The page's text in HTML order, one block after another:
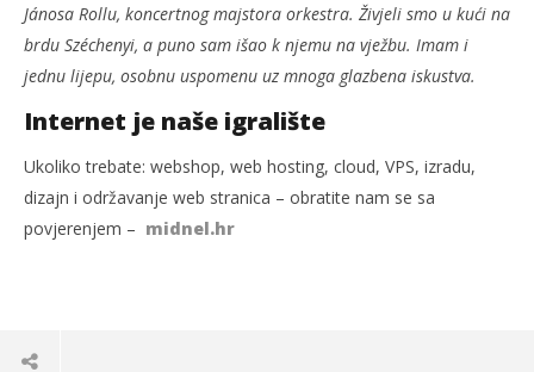
Jánosa Rollu, koncertnog majstora orkestra. Živjeli smo u kući na
brdu Széchenyi, a puno sam išao k njemu na vježbu. Imam i
jednu lijepu, osobnu uspomenu uz mnoga glazbena iskustva.
Internet je naše igralište
Ukoliko trebate: webshop, web hosting, cloud, VPS, izradu,
dizajn i održavanje web stranica – obratite nam se sa
povjerenjem – midnel.hr